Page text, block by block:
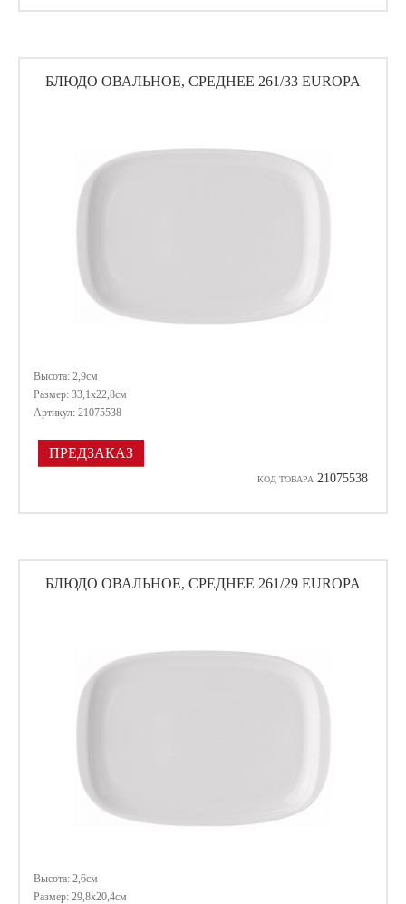
БЛЮДО ОВАЛЬНОЕ, СРЕДНЕЕ 261/33 EUROPA
Высота: 2,9см
Размер: 33,1х22,8см
Артикул: 21075538
ПРЕДЗАКАЗ
КОД ТОВАРА 21075538
БЛЮДО ОВАЛЬНОЕ, СРЕДНЕЕ 261/29 EUROPA
Высота: 2,6см
Размер: 29,8х20,4см